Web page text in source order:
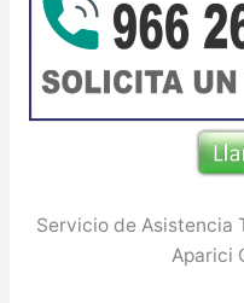
Servicio de Asistencia
Aparici